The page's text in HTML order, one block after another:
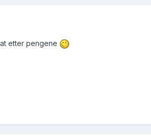
etter pengene